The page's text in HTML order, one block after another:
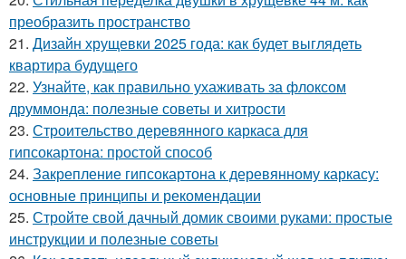
преобразить пространство
21. Дизайн хрущевки 2025 года: как будет выглядеть
квартира будущего
22. Узнайте, как правильно ухаживать за флоксом
друммонда: полезные советы и хитрости
23. Строительство деревянного каркаса для
гипсокартона: простой способ
24. Закрепление гипсокартона к деревянному каркасу:
основные принципы и рекомендации
25. Стройте свой дачный домик своими руками: простые
инструкции и полезные советы